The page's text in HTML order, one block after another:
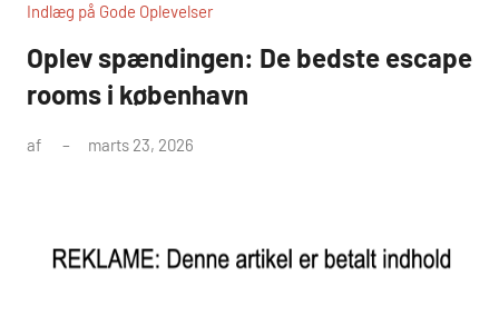
Indlæg på Gode Oplevelser
Oplev spændingen: De bedste escape
rooms i københavn
af marts 23, 2026